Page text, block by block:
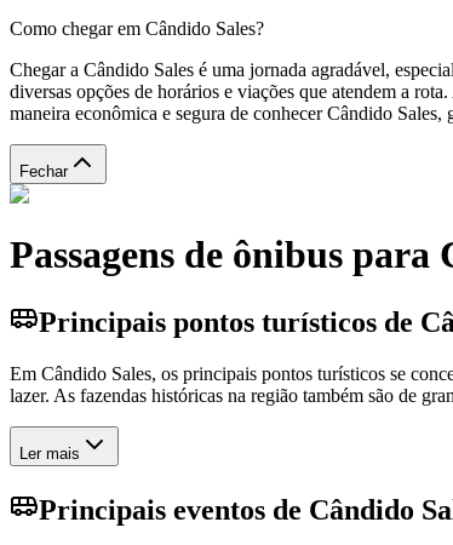
Como chegar em Cândido Sales?
Chegar a Cândido Sales é uma jornada agradável,
diversas opções de horários e viações que atendem a
maneira econômica e segura de conhecer Cândido
Fechar
Passagens de ônibus para
Principais pontos turísticos de
Em Cândido Sales, os principais pontos turísticos se
lazer. As fazendas históricas na região também são de
Ler mais
Principais eventos de Cândido